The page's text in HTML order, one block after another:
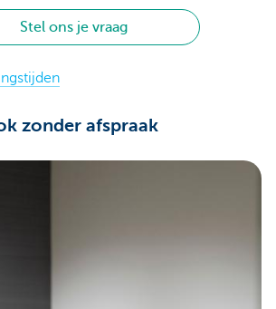
Stel ons je vraag
zonder afspraak